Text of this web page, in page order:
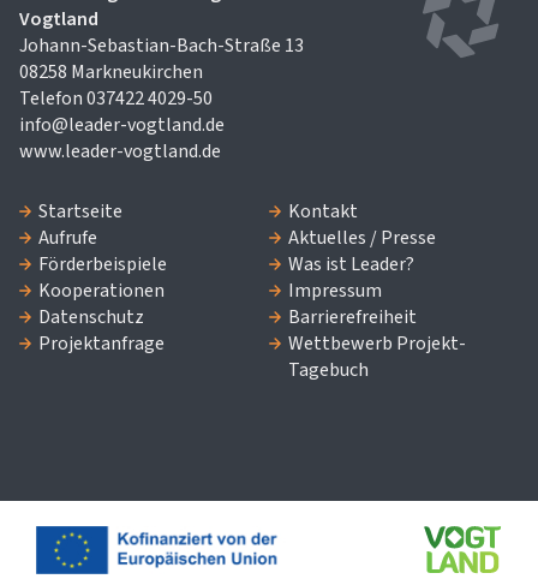
LEADER Regionalmanagement
Vogtland
Johann-Sebastian-Bach-Straße 13
08258 Markneukirchen
info@leader-vogtland.de
www.leader-vogtland.de
Startseite
Kontakt
Aufrufe
Aktuelles / Presse
Förderbeispiele
Was ist Leader?
Impressum